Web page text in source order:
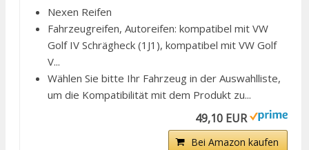
Nexen Reifen
Fahrzeugreifen, Autoreifen: kompatibel mit VW
Golf IV Schrägheck (1J1), kompatibel mit VW Golf
V...
Wählen Sie bitte Ihr Fahrzeug in der Auswahlliste,
um die Kompatibilität mit dem Produkt zu...
49,10 EUR
Bei Amazon kaufen